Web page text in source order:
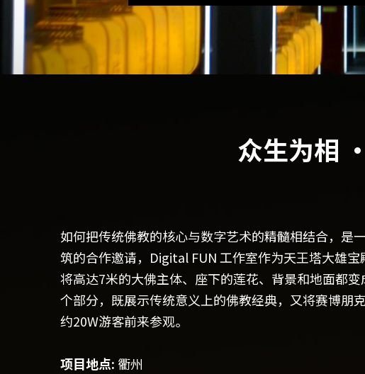
众生为相
如何把传统佛教的核心与数字艺术的精髓相结合，是
筑的合作邀请，Digital FUN 工作室作为天王塔大雄
将高达7米的大佛主体、座下的莲花、背景和地面都
个部分，既展示传统意义上的佛教经典，又将赛博朋
约20W游客前来参观。
项目地点: 衢州